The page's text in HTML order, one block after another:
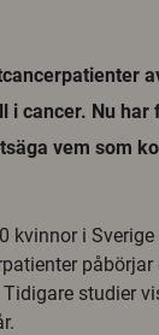
cancer. Nu har
vem som
kvinnor i
studier